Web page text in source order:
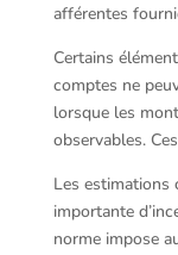
afférentes
Certains
comptes ne
lorsque les
observables.
Les estimations
importante
norme impose